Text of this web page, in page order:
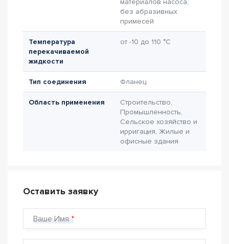
материалов насоса,
без абразивных
примесей
Температура
перекачиваемой
жидкости
от -10 до 110 °C
Тип соединения Фланец
Область применения
Строительство,
Промышленность,
Сельское хозяйство и
ирригация, Жилые и
офисные здания
Оставить заявку
Ваше Имя